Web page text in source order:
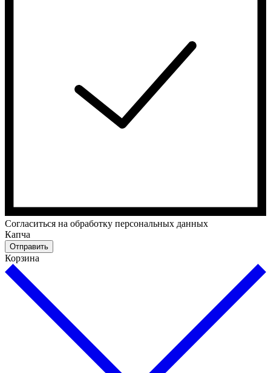
Cогласиться на обработку персональных данных
Капча
Отправить
Корзина